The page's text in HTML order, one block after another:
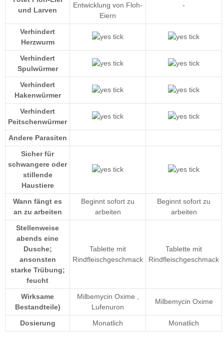
und Larven
Entwicklung von Floh-
Eiern
-
Verhindert
Herzwurm
Verhindert
Spulwürmer
Verhindert
Hakenwürmer
Verhindert
Peitschenwürmer
Andere Parasiten
Sicher für
schwangere oder
stillende
Haustiere
Wann fängt es
an zu arbeiten
Beginnt sofort zu
arbeiten
Beginnt sofort zu
arbeiten
Stellenweise
abends eine
Dusche;
ansonsten
starke Trübung;
feucht
Tablette mit
Rindfleischgeschmack
Tablette mit
Rindfleischgeschmack
Wirksame
Bestandteile)
Milbemycin Oxime
Lufenuron
Milbemycin Oxime
Dosierung Monatlich Monatlich